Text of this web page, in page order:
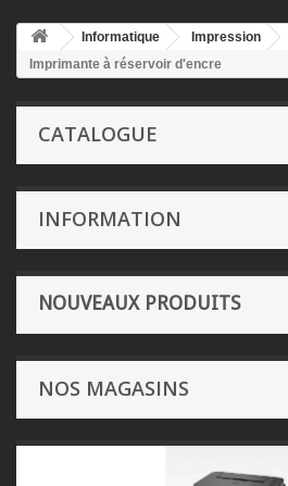
Informatique Impression
Imprimante à réservoir d'encre
CATALOGUE
INFORMATION
NOUVEAUX PRODUITS
NOS MAGASINS